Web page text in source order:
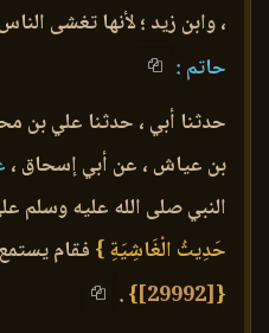
، وابن زيد ؛ لأنها تغشى
حاتم :
حدثنا أبي ، حدثنا علي بن
بن عياش ، عن أبي إسحاق ،
النبي صلى الله عليه وسلم
حَدِيثُ الْغَاشِيَةِ } فقام
{
[29992]
}
.